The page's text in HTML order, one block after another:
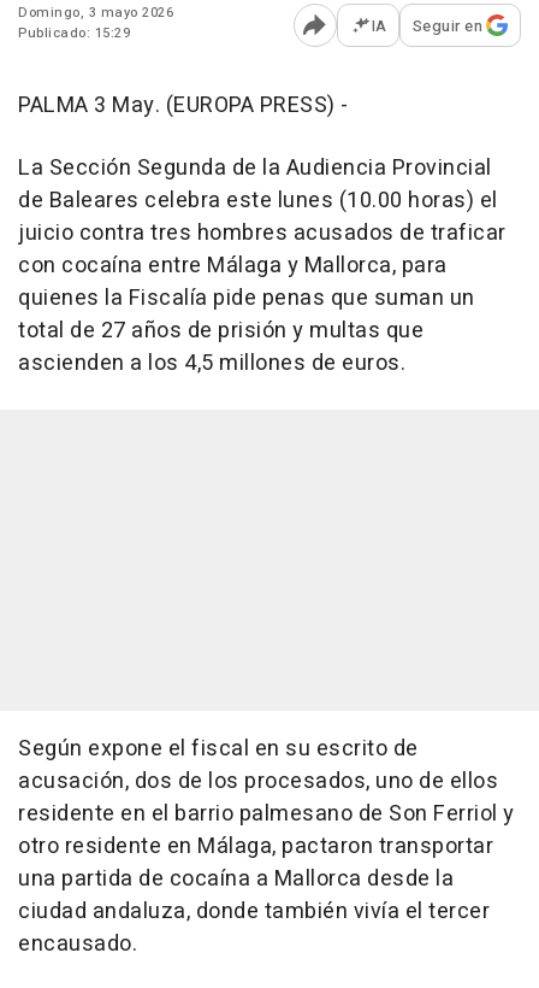
Domingo, 3 mayo 2026
Publicado: 15:29
Abrir opciones para
IA Seguir en
PALMA 3 May. (EUROPA PRESS) -
La Sección Segunda de la Audiencia Provincial
de Baleares celebra este lunes (10.00 horas) el
juicio contra tres hombres acusados de traficar
con cocaína entre Málaga y Mallorca, para
quienes la Fiscalía pide penas que suman un
total de 27 años de prisión y multas que
ascienden a los 4,5 millones de euros.
Según expone el fiscal en su escrito de
acusación, dos de los procesados, uno de ellos
residente en el barrio palmesano de Son Ferriol y
otro residente en Málaga, pactaron transportar
una partida de cocaína a Mallorca desde la
ciudad andaluza, donde también vivía el tercer
encausado.